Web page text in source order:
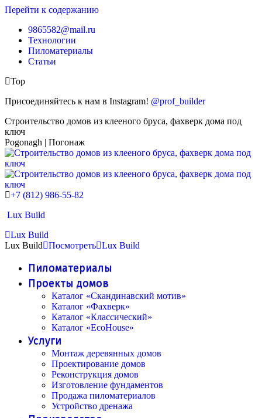
Перейти к содержанию
9865582@mail.ru
Технологии
Пиломатериалы
Статьи
Top
Присоединяйтесь к нам в Instagram! @prof_builder
Строительство домов из клееного бруса, фахверк дома под
ключ
Pogonagh | Погонаж
+7 (812) 986-55-82
Lux Build
Lux Build
Lux Build
Посмотреть Lux Build
Пиломатериалы
Проекты домов
Каталог «Скандинавский мотив»
Каталог «Фахверк»
Каталог «Классический»
Каталог «EcoHouse»
Услуги
Монтаж деревянных домов
Проектирование домов
Реконструкция домов
Изготовление фундаментов
Продажа пиломатериалов
Устройство дренажа